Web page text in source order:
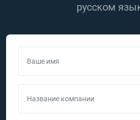
русском
Ваше имя
Название компании